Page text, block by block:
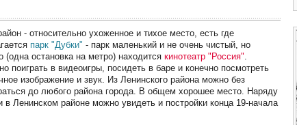
- относительно ухоженное и тихое место, есть где
парк "Дубки" - парк маленький и не очень чистый, но
(одна остановка на метро) находитсякинотеатр "Россия".
поиграть в видеоигры, посидеть в баре и конечно посмотреть
изображение и звук. Из Ленинского района можно без
до любого района города. В общем хорошее место. Наряду
Ленинском районе можно увидеть и постройки конца 19-начала